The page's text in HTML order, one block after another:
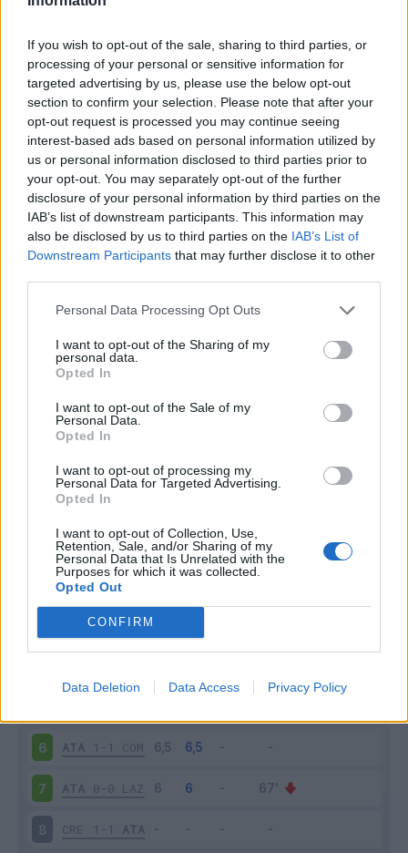
If you wish to opt-out of the sale, sharing to third parties, or
processing of your personal or sensitive information for
targeted advertising by us, please use the below opt-out
section to confirm your selection. Please note that after your
opt-out request is processed you may continue seeing
interest-based ads based on personal information utilized by
us or personal information disclosed to third parties prior to
your opt-out. You may separately opt-out of the further
disclosure of your personal information by third parties on the
IAB’s list of downstream participants. This information may
also be disclosed by us to third parties on the IAB’s List of
Downstream Participants that may further disclose it to other
Personal Data Processing Opt Outs
I want to opt-out of the Sharing of my
personal data.
Opted In
I want to opt-out of the Sale of my
Personal Data.
Opted In
I want to opt-out of processing my
Personal Data for Targeted Advertising.
Opted In
I want to opt-out of Collection, Use,
Retention, Sale, and/or Sharing of my
Personal Data that Is Unrelated with the
Purposes for which it was collected.
Opted Out
CONFIRM
Data Deletion Data Access Privacy Policy
Classic Mantra
Riepilogo stagione
Titolare 15 - 39
Entrato 7 - 18%
Squalificato 0 - 0%
Infortunato 0 - 0%
Scarica riepilogo
stagionale
ATA 1-1 PIS
PAR 1-1
4-1 LEC
6 ATA 1-1 COM
7 ATA 0-0 LAZ
8 CRE 1-1 ATA